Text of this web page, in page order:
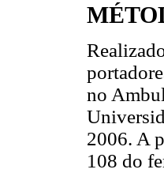
no
2006. A
108 do